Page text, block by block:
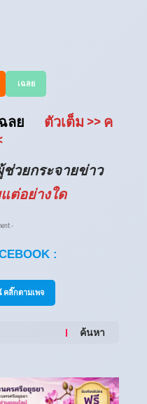
เฉลย
ลย ตัวเต็ม >> ค
ช่วยกระจายข่าว
ต่อย่างใด
-
:
คลิ๊กตามเพจ
ค้นหา